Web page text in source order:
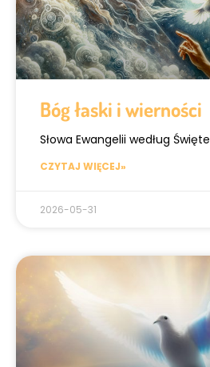
Bóg łaski i wierności
Słowa Ewangelii według
CZYTAJ WIĘCEJ»
2026-05-31